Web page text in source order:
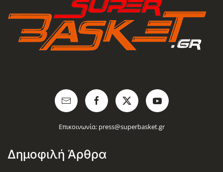
Επικοινωνία: press@superbasket.gr
Δημοφιλή Άρθρα